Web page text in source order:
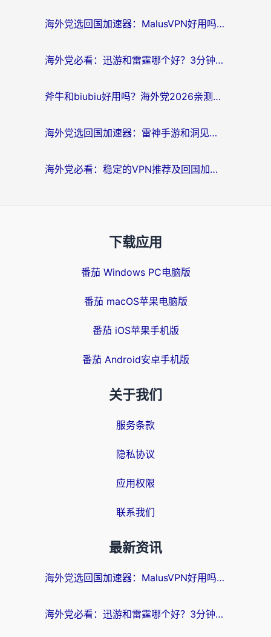
海外党选回国加速器：MalusVPN好用吗？和快帆VPN哪个好？附真实对比与避坑指南
海外党必看：迅游和雷霆哪个好？3分钟教你选对回国加速器，无缝刷国内剧玩手游
斧牛和biubiu好用吗？海外党2026亲测回国加速器指南，附番茄加速器深度体验
海外党选回国加速器：雷神手游和洞见哪个好？附iPhone免费VPN推荐及ChickCNUfunR实测
海外党必看：稳定的VPN推荐及回国加速器选择全攻略——告别地域限制，轻松刷国内资源
下载应用
番茄 Windows PC电脑版
番茄 macOS苹果电脑版
番茄 iOS苹果手机版
番茄 Android安卓手机版
关于我们
服务条款
隐私协议
应用权限
联系我们
最新资讯
海外党选回国加速器：MalusVPN好用吗？和快帆VPN哪个好？附真实对比与避坑指南
海外党必看：迅游和雷霆哪个好？3分钟教你选对回国加速器，无缝刷国内剧玩手游